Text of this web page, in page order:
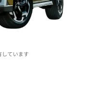
ています